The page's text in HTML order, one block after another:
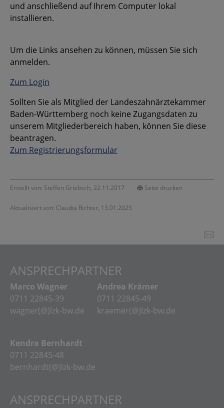
und anschließend auf Ihrem Computer lokal
installieren.
Um die Links ansehen zu können, müssen Sie sich
anmelden.
Zum Login
Sollten Sie als Mitglied der Landeszahnärztekammer
Baden-Württemberg noch keine Zugangsdaten zu
unserem Mitgliederbereich haben, können Sie diese
beantragen.
Zum Registrierungsformular
Erstellt von: Steffen Griebsch, 22.11.2017
Aktualisiert von: Claudia Richter, 13.01.2025
Seite drucken
ANSPRECHPARTNER
Marco Wagner
0711 22845-39
wagner(@)lzk-bw.de
Andrea Krämer
0711 22845-49
kraemer(@)lzk-bw.de
Kendra Bernhardt
0711 22845-48
bernhardt(@)lzk-bw.de
ANSPRECHPARTNER